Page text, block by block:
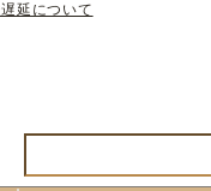
延について